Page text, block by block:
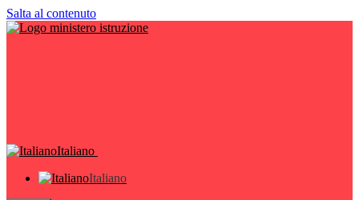
Salta al contenuto
Italiano
Italiano